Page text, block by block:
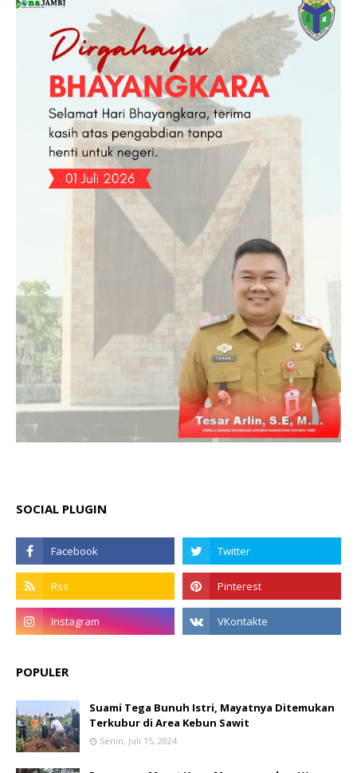
SOCIAL PLUGIN
POPULER
Suami Tega Bunuh Istri, Mayatnya Ditemukan
Terkubur di Area Kebun Sawit
Senin, Juli 15, 2024